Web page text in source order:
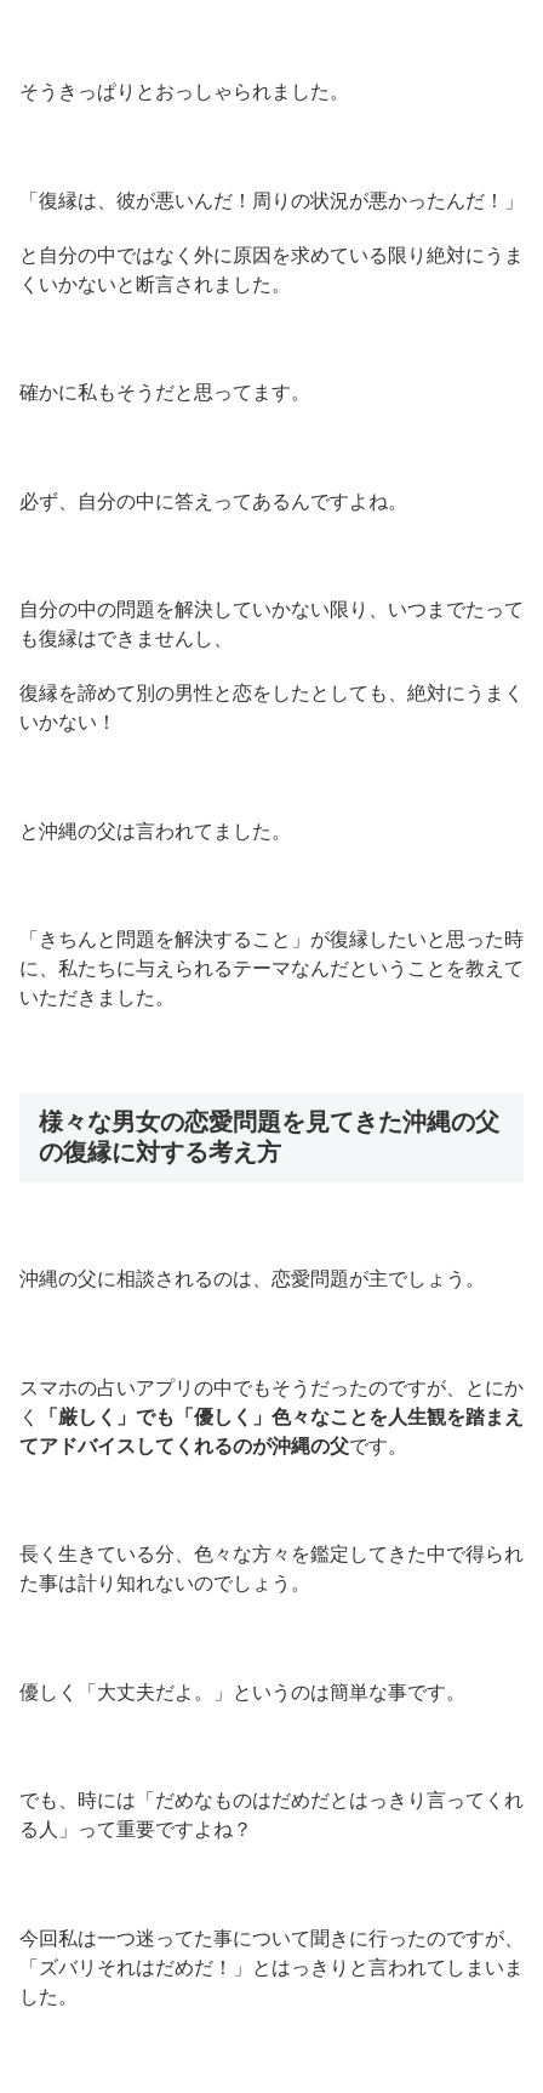
そうきっぱりとおっしゃられました。
「復縁は、彼が悪いんだ！周りの状況が悪かったんだ！」
と自分の中ではなく外に原因を求めている限り絶対にうま
くいかないと断言されました。
確かに私もそうだと思ってます。
必ず、自分の中に答えってあるんですよね。
自分の中の問題を解決していかない限り、いつまでたって
も復縁はできませんし、
復縁を諦めて別の男性と恋をしたとしても、絶対にうまく
いかない！
と沖縄の父は言われてました。
「きちんと問題を解決すること」が復縁したいと思った時
に、私たちに与えられるテーマなんだということを教えて
いただきました。
様々な男女の恋愛問題を見てきた沖縄の父
の復縁に対する考え方
沖縄の父に相談されるのは、恋愛問題が主でしょう。
スマホの占いアプリの中でもそうだったのですが、とにか
く
「厳しく」でも「優しく」色々なことを人生観を踏まえ
てアドバイスしてくれるのが沖縄の父です。
長く生きている分、色々な方々を鑑定してきた中で得られ
た事は計り知れないのでしょう。
優しく「大丈夫だよ。」というのは簡単な事です。
でも、時には「だめなものはだめだとはっきり言ってくれ
る人」って重要ですよね？
今回私は一つ迷ってた事について聞きに行ったのですが、
「ズバリそれはだめだ！」とはっきりと言われてしまいま
した。